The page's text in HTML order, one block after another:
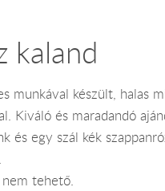
kaland
munkával készült, halas
Kiváló és maradandó
és egy szál kék
tehető.